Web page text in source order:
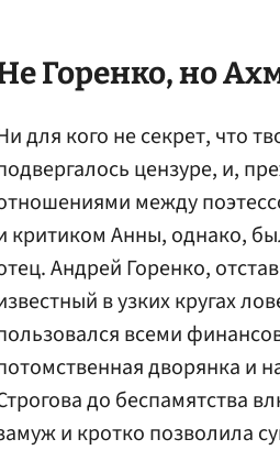
Горенко, но
для кого не секрет, что
цензуре, и,
между
критиком Анны, однако,
Андрей Горенко,
в узких кругах
всеми
дворянка и
до беспамятства
и кротко позволила